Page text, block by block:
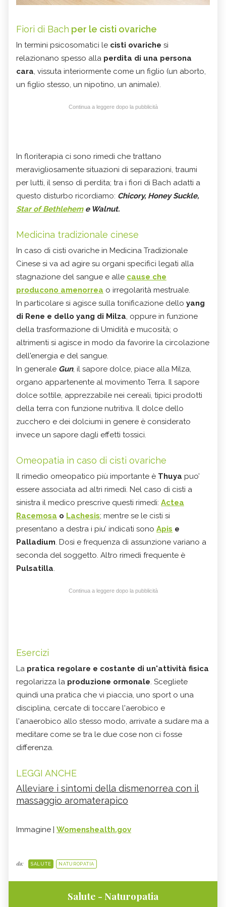
Fiori di Bach per le cisti ovariche
In termini psicosomatici le cisti ovariche si
relazionano spesso alla perdita di una persona
cara, vissuta interiormente come un figlio (un aborto,
un figlio stesso, un nipotino, un animale).
Continua a leggere dopo la pubblicità
In floriterapia ci sono rimedi che trattano
meravigliosamente situazioni di separazioni, traumi
per lutti, il senso di perdita; tra i fiori di Bach adatti a
questo disturbo ricordiamo: Chicory, Honey Suckle,
Star of Bethleheme Walnut.
Medicina tradizionale cinese
In caso di cisti ovariche in Medicina Tradizionale
Cinese si va ad agire su organi specifici legati alla
stagnazione del sangue e alle cause che
producono amenorrea o irregolarità mestruale.
In particolare si agisce sulla tonificazione dello yang
di Rene e dello yang di Milza, oppure in funzione
della trasformazione di Umidità e mucosità; o
altrimenti si agisce in modo da favorire la circolazione
dell'energia e del sangue.
In generale Gun, il sapore dolce, piace alla Milza,
organo appartenente al movimento Terra. Il sapore
dolce sottile, apprezzabile nei cereali, tipici prodotti
della terra con funzione nutritiva. Il dolce dello
zucchero e dei dolciumi in genere è considerato
invece un sapore dagli effetti tossici.
Omeopatia in caso di cisti ovariche
Il rimedio omeopatico più importante è Thuya puo’
essere associata ad altri rimedi. Nel caso di cisti a
sinistra il medico prescrive questi rimedi: Actea
Racemosa o Lachesis; mentre se le cisti si
presentano a destra i piu’ indicati sono Apis e
Palladium. Dosi e frequenza di assunzione variano a
seconda del soggetto. Altro rimedi frequente è
Pulsatilla.
Continua a leggere dopo la pubblicità
Esercizi
La pratica regolare e costante di un'attività fisica
regolarizza la produzione ormonale. Scegliete
quindi una pratica che vi piaccia, uno sport o una
disciplina, cercate di toccare l'aerobico e
l'anaerobico allo stesso modo, arrivate a sudare ma a
meditare come se tra le due cose non ci fosse
differenza.
LEGGI ANCHE
Alleviare i sintomi della dismenorrea con il
massaggio aromaterapico
Immagine | Womenshealth.gov
da: SALUTE NATUROPATIA
Salute - Naturopatia